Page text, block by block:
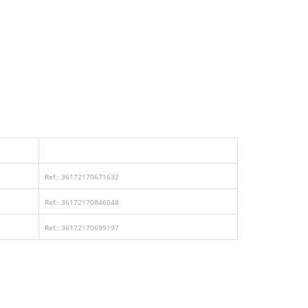
Ref.: 36172170671632
Ref.: 36172170846048
Ref.: 36172170699197